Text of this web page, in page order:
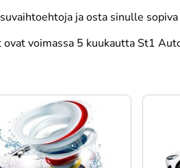
ja osta sinulle
ovat voimassa 5 kuukautta St1